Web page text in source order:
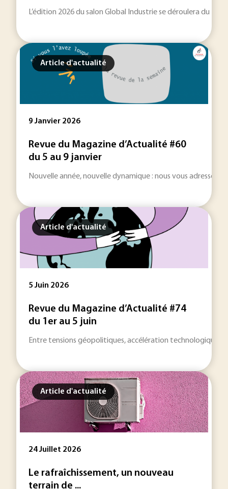
L’édition 2026 du salon Global Industrie se déroulera du 30
Article d'actualité
9 Janvier 2026
Revue du Magazine d’Actualité #60
du 5 au 9 janvier
Nouvelle année, nouvelle dynamique : nous vous
Article d'actualité
5 Juin 2026
Revue du Magazine d’Actualité #74
du 1er au 5 juin
Entre tensions géopolitiques, accélération technologique
Article d'actualité
24 Juillet 2026
Le rafraîchissement, un nouveau
terrain de ...